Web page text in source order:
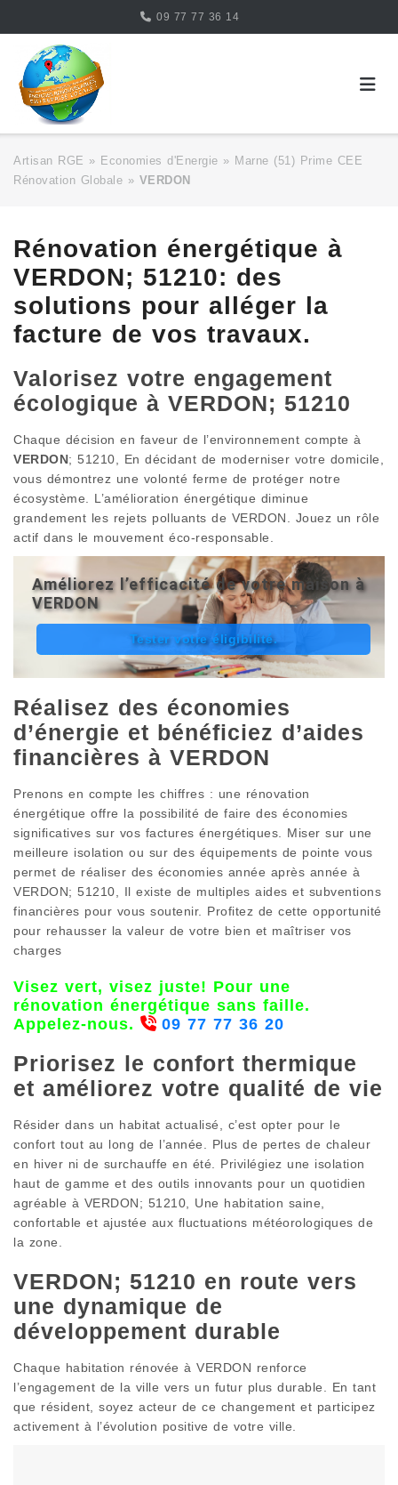
content
09 77 77 36 14
Artisan RGE » Economies d'Energie » Marne (51) Prime CEE
Rénovation Globale » VERDON
Rénovation énergétique à
VERDON; 51210: des
solutions pour alléger la
facture de vos travaux.
Valorisez votre engagement
écologique à VERDON; 51210
Chaque décision en faveur de l’environnement compte à
VERDON; 51210, En décidant de moderniser votre domicile,
vous démontrez une volonté ferme de protéger notre
écosystème. L’amélioration énergétique diminue
grandement les rejets polluants de VERDON. Jouez un rôle
actif dans le mouvement éco-responsable.
Améliorez l’efficacité de votre maison à
VERDON
Tester votre éligibilité.
Réalisez des économies
d’énergie et bénéficiez d’aides
financières à VERDON
Prenons en compte les chiffres : une rénovation
énergétique offre la possibilité de faire des économies
significatives sur vos factures énergétiques. Miser sur une
meilleure isolation ou sur des équipements de pointe vous
permet de réaliser des économies année après année à
VERDON; 51210, Il existe de multiples aides et subventions
financières pour vous soutenir. Profitez de cette opportunité
pour rehausser la valeur de votre bien et maîtriser vos
charges
Visez vert, visez juste! Pour une
rénovation énergétique sans faille.
Appelez-nous.
09 77 77 36 20
Priorisez le confort thermique
et améliorez votre qualité de vie
Résider dans un habitat actualisé, c’est opter pour le
confort tout au long de l’année. Plus de pertes de chaleur
en hiver ni de surchauffe en été. Privilégiez une isolation
haut de gamme et des outils innovants pour un quotidien
agréable à VERDON; 51210, Une habitation saine,
confortable et ajustée aux fluctuations météorologiques de
la zone.
VERDON; 51210 en route vers
une dynamique de
développement durable
Chaque habitation rénovée à VERDON renforce
l’engagement de la ville vers un futur plus durable. En tant
que résident, soyez acteur de ce changement et participez
activement à l’évolution positive de votre ville.